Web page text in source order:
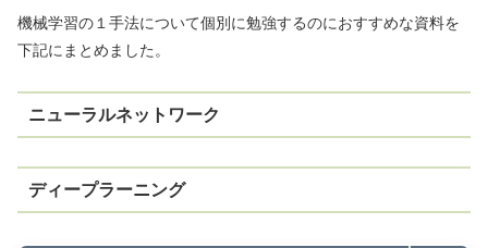
機械学習の１手法について個別に勉強するのにおすすめな資料を
下記にまとめました。
ニューラルネットワーク
ディープラーニング